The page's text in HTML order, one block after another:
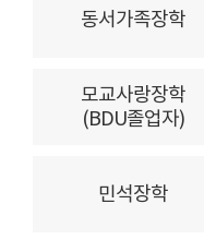
동서가족장학
모교사랑장학
(BDU졸업자)
민석장학